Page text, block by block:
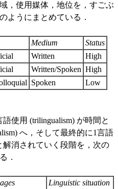
，使用媒体，地位を，すごぶ
ようにまとめている．
Medium
Status
Written
High
Written/Spoken High
Spoken Low
使用 (trilingualism) が時間と
へ，そして最終的に1言語
解消されていく段階を，次の
．
Linguistic situation